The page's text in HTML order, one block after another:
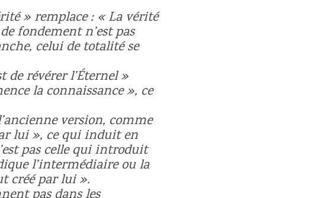
» remplace : « La vérité
fondement n’est pas
celui de totalité se
de révérer l’Éternel »
la connaissance », ce
version, comme
lui », ce qui induit en
pas celle qui introduit
l’intermédiaire ou la
créé par lui ».